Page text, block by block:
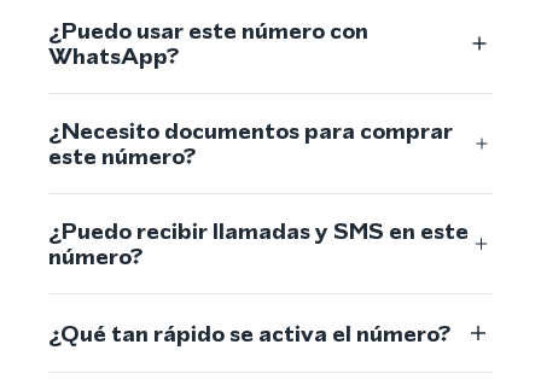
¿Puedo usar este número con
WhatsApp?
¿Necesito documentos para comprar
este número?
¿Puedo recibir llamadas y SMS en este
número?
¿Qué tan rápido se activa el número?